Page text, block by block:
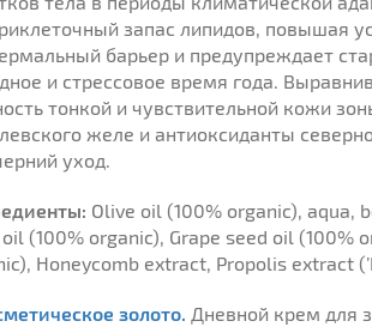
запас липидов, повышая
барьер и предупреждает
и стрессовое время года.
тонкой и чувствительной кожи
желе и антиоксиданты
уход.
Olive oil (100% organic), aqua,
(100% organic), Grape seed oil (100%
Honeycomb extract, Propolis extract
золото. Дневной крем для